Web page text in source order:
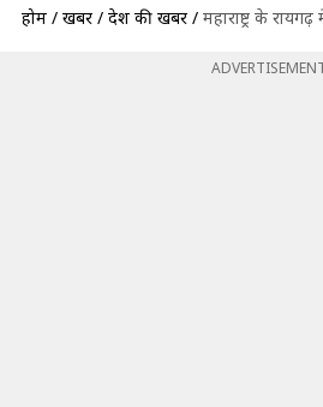
होम / खबरें / देश की खबरें / महाराष्ट्र के रायगढ़ में पाताल